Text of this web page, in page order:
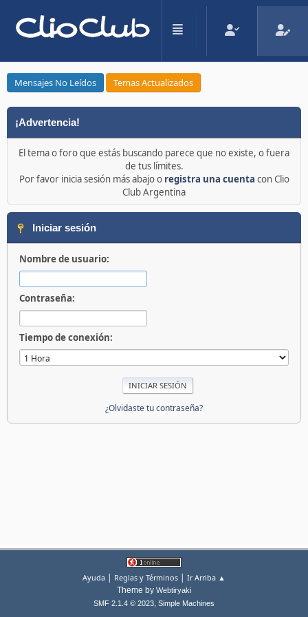
Mensajes No Leídos Temas Actualizados
¡Advertencia!
El tema o foro que estás buscando parece que no existe, o fuera
de tus límites.
Por favor inicia sesión más abajo o registra una cuenta con Clio
Club Argentina
Iniciar sesión
Nombre de usuario:
Contraseña:
Tiempo de conexión:
¿Olvidaste tu contraseña?
Ayuda | Reglas y Términos | Ir Arriba ▲
Theme by Webtiryaki
SMF 2.1.4 © 2023, Simple Machines